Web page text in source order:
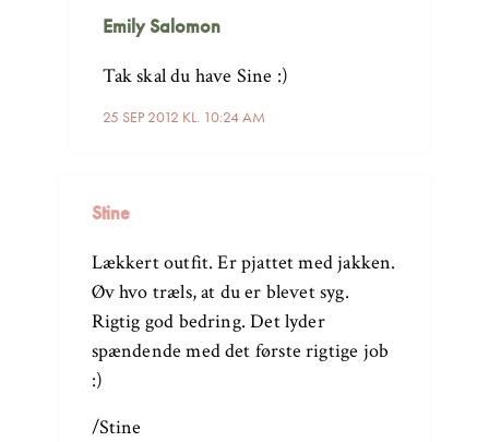
Emily Salomon
25 SEP 2012 KL. 10:24 AM
Tak skal du have Sine :)
Stine
Lækkert outfit. Er pjattet med jakken.
Øv hvo træls, at du er blevet syg.
Rigtig god bedring. Det lyder
spændende med det første rigtige job
:)
/Stine